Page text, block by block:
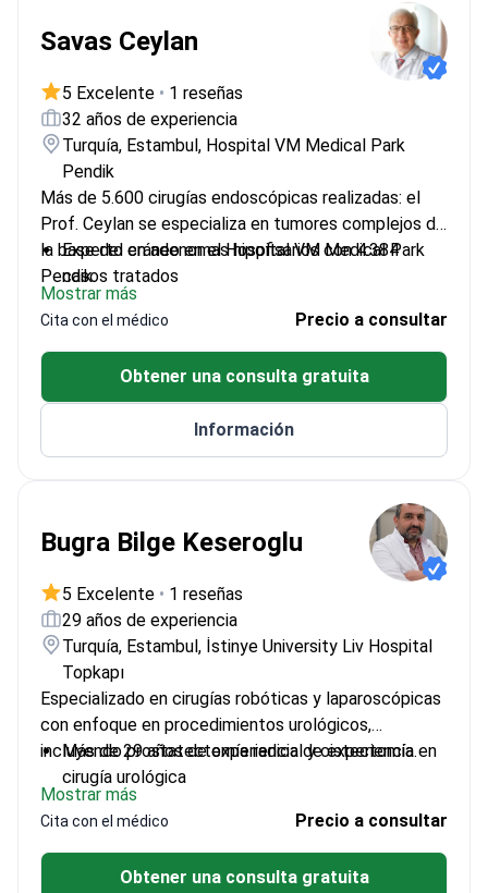
Savas Ceylan
5 Excelente • 1 reseñas
32 años de experiencia
Turquía, Estambul, Hospital VM Medical Park
Pendik
Más de 5.600 cirugías endoscópicas realizadas: el
Prof. Ceylan se especializa en tumores complejos de
la base del cráneo en el Hospital VM Medical Park
Pendik.
Experto en adenomas hipofisarios con 4.384
casos tratados
Pionero en técnicas de cirugía endoscópica
transesfenoidal
Jefe del Departamento de Neurocirugía de la
Universidad de Kocaeli
Miembro del Comité de Base de Cráneo de la
Galardonado con el Premio al Servicio de la
Mostrar más
Cita con el médico Precio a consultar
Obtener una consulta gratuita
Información
Bugra Bilge Keseroglu
5 Excelente • 1 reseñas
29 años de experiencia
Turquía, Estambul, İstinye University Liv Hospital
Topkapı
Especializado en cirugías robóticas y laparoscópicas
con enfoque en procedimientos urológicos,
incluyendo prostatectomía radical y cistectomía.
Más de 29 años de experiencia de experiencia en
cirugía urológica
Formado en técnicas robóticas y laparoscópicas
avanzadas
Ha realizado numerosas cirugías complejas,
incluyendo prostatectomía radical
Mostrar más
Cita con el médico Precio a consultar
Obtener una consulta gratuita